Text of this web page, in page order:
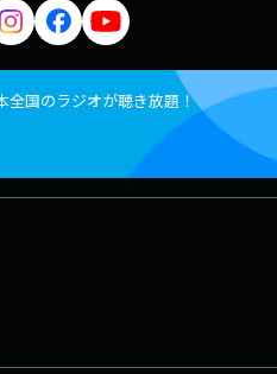
全国のラジオが聴き放題！